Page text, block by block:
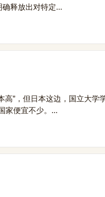
释放出对特定...
高”，但日本这边，国立大学
家便宜不少。...